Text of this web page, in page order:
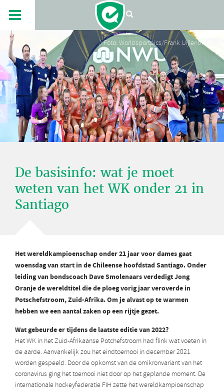
Foto: Worldsportpics/Frank Uijlenbroek
De basisinfo: wat je moet
weten van het WK onder 21 in
Santiago
Het wereldkampioenschap onder 21 jaar voor dames gaat
woensdag van start in de Chileense hoofdstad Santiago. Onder
leiding van bondscoach Dave Smolenaars verdedigt Jong
Oranje de wereldtitel die de ploeg vorig jaar veroverde in
Potschefstroom, Zuid-Afrika. Om je alvast op te warmen
hebben we een aantal zaken op een rijtje gezet.
Wat gebeurde er tijdens de laatste editie van 2022?
Het WK in het Zuid-Afrikaanse Potchefstroom had flink wat voeten in
de aarde. Aanvankelijk zou het eindtoernooi in december 2021
worden gespeeld. Door de opkomst van de omikronvariant van het
coronavirus ging het toernooi niet door op het geplande moment. De
internationale hockeyfederatie FIH zette het wereldkampioenschap